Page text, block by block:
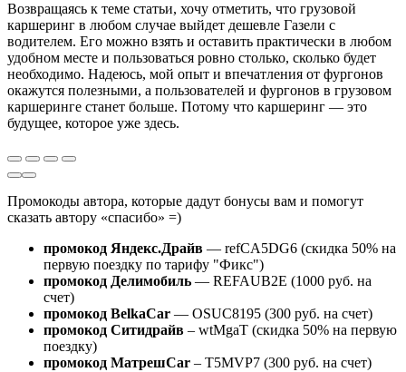
Возвращаясь к теме статьи, хочу отметить, что грузовой
каршеринг в любом случае выйдет дешевле Газели с
водителем. Его можно взять и оставить практически в любом
удобном месте и пользоваться ровно столько, сколько будет
необходимо. Надеюсь, мой опыт и впечатления от фургонов
окажутся полезными, а пользователей и фургонов в грузовом
каршеринге станет больше. Потому что каршеринг — это
будущее, которое уже здесь.
Промокоды автора, которые дадут бонусы вам и помогут
сказать автору «спасибо» =)
промокод Яндекс.Драйв — refCA5DG6 (скидка 50% на
первую поездку по тарифу "Фикс")
промокод Делимобиль — REFAUB2E (1000 руб. на
счет)
промокод BelkaCar — OSUC8195 (300 руб. на счет)
промокод Ситидрайв – wtMgaT (скидка 50% на первую
поездку)
промокод МатрешCar – T5MVP7 (300 руб. на счет)